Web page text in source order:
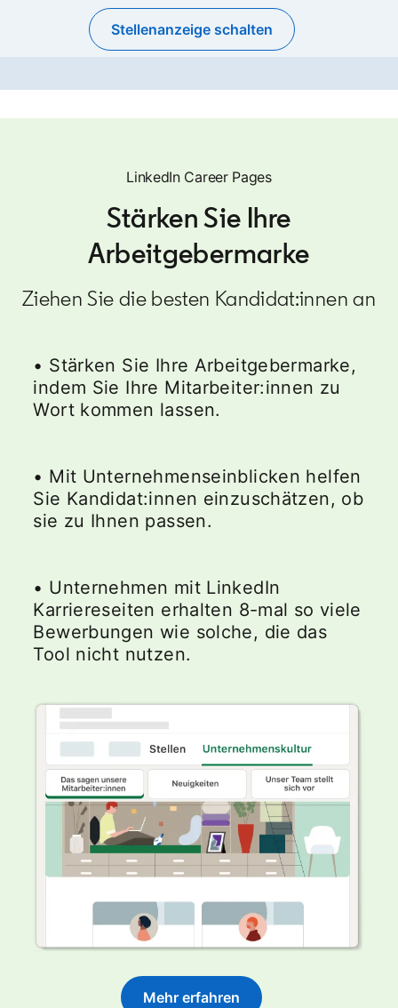
Stellenanzeige schalten
opens in a new tab
LinkedIn Career Pages
Stärken Sie Ihre
Arbeitgebermarke
Ziehen Sie die besten Kandidat:innen an
• Stärken Sie Ihre Arbeitgebermarke,
indem Sie Ihre Mitarbeiter:innen zu
Wort kommen lassen.
• Mit Unternehmenseinblicken helfen
Sie Kandidat:innen einzuschätzen, ob
sie zu Ihnen passen.
• Unternehmen mit LinkedIn
Karriereseiten erhalten 8-mal so viele
Bewerbungen wie solche, die das
Tool nicht nutzen.
Mehr erfahren